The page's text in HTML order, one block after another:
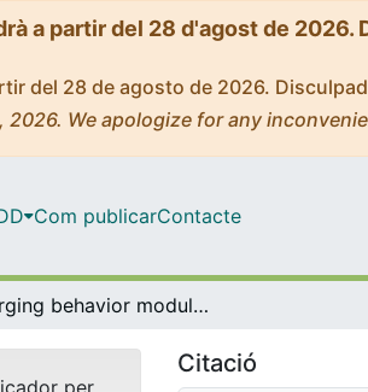
a partir del 28 d'agost de 2026.
del 28 de agosto de 2026.
We apologize for any
Com publicarContacte
Purging behavior modulates the relationships of hormonal and behavioral parameters in women with eating disorders
per
Citació